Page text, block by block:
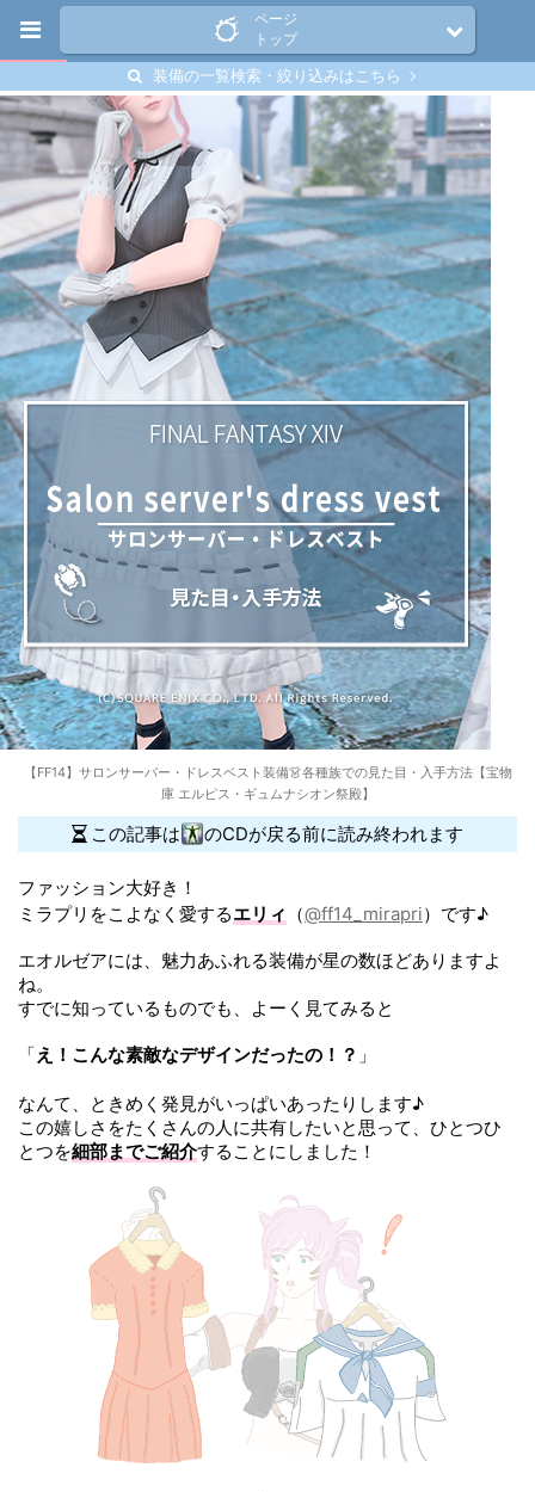
ページ
トップ
装備の一覧検索・絞り込みはこちら
【FF14】サロンサーバー・ドレスベスト装備👗各種族での見た目・入手方法【宝物
庫 エルピス・ギュムナシオン祭殿】
この記事は のCDが戻る前に読み終われます
ファッション大好き！
ミラプリをこよなく愛するエリィ （@ff14_mirapri）です♪
エオルゼアには、魅力あふれる装備が星の数ほどありますよ
ね。
すでに知っているものでも、よーく見てみると
「え！こんな素敵なデザインだったの！？ 」
なんて、ときめく発見がいっぱいあったりします♪
この嬉しさをたくさんの人に共有したいと思って、ひとつひ
とつを細部までご紹介することにしました！